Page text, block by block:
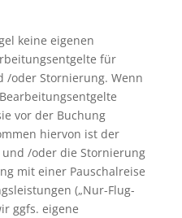
keine eigenen
für
/oder Stornierung. Wenn
vor der Buchung
hiervon ist der
/oder die Stornierung
mit einer Pauschalreise
(„Nur-Flug-
ggfs. eigene